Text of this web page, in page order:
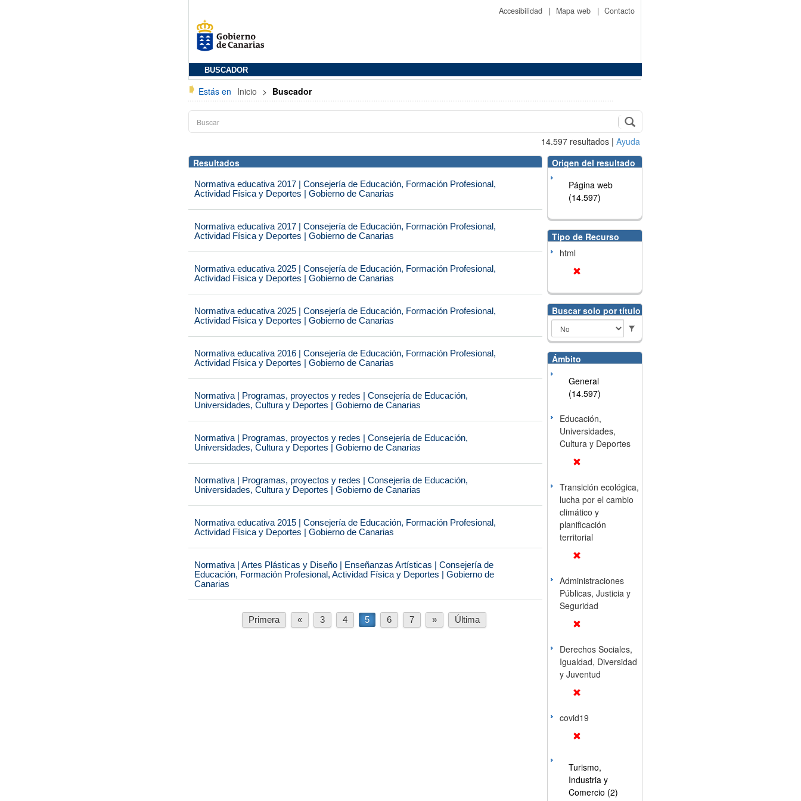
Accesibilidad | Mapa web | Contacto
BUSCADOR
Estás en Inicio > Buscador
14.597 resultados | Ayuda
Resultados
Normativa educativa 2017 | Consejería de Educación, Formación Profesional,
Actividad Física y Deportes | Gobierno de Canarias
Normativa educativa 2017 | Consejería de Educación, Formación Profesional,
Actividad Física y Deportes | Gobierno de Canarias
Normativa educativa 2025 | Consejería de Educación, Formación Profesional,
Actividad Física y Deportes | Gobierno de Canarias
Normativa educativa 2025 | Consejería de Educación, Formación Profesional,
Actividad Física y Deportes | Gobierno de Canarias
Normativa educativa 2016 | Consejería de Educación, Formación Profesional,
Actividad Física y Deportes | Gobierno de Canarias
Normativa | Programas, proyectos y redes | Consejería de Educación,
Universidades, Cultura y Deportes | Gobierno de Canarias
Normativa | Programas, proyectos y redes | Consejería de Educación,
Universidades, Cultura y Deportes | Gobierno de Canarias
Normativa | Programas, proyectos y redes | Consejería de Educación,
Universidades, Cultura y Deportes | Gobierno de Canarias
Normativa educativa 2015 | Consejería de Educación, Formación Profesional,
Actividad Física y Deportes | Gobierno de Canarias
Normativa | Artes Plásticas y Diseño | Enseñanzas Artísticas | Consejería de
Educación, Formación Profesional, Actividad Física y Deportes | Gobierno de
Canarias
Primera « 3 4 5 6 7 » Última
Origen del resultado
Página web
(14.597)
Tipo de Recurso
html
Buscar solo por título
Ámbito
General
(14.597)
Educación,
Universidades,
Cultura y Deportes
Transición ecológica,
lucha por el cambio
climático y
planificación
territorial
Administraciones
Públicas, Justicia y
Seguridad
Derechos Sociales,
Igualdad, Diversidad
y Juventud
covid19
Turismo,
Industria y
Comercio (2)